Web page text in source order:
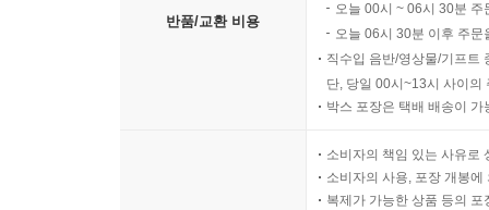
반품/교환 비용
오늘 00시 ~ 06시 30분
오늘 06시 30분 이후 주
직수입 음반/영상물/기프트
단, 당일 00시~13시 사이의
박스 포장은 택배 배송이
소비자의 책임 있는 사유로
소비자의 사용, 포장 개봉
복제가 가능한 상품 등의